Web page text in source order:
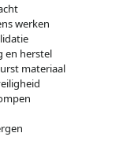
werken
en herstel
materiaal